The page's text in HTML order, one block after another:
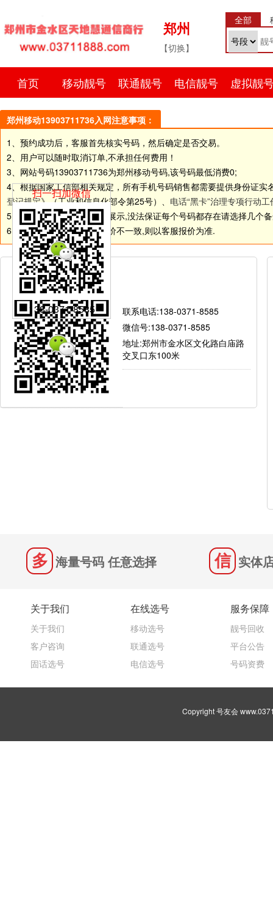
郑州
【切换】
全部
首页 移动靓号 联通靓号 电信靓号 虚拟靓
郑州移动13903711736入网注意事项：
1、预约成功后，客服首先核实号码，然后确定是否交易。
2、用户可以随时取消订单,不承担任何费用！
3、网站号码13903711736为郑州移动号码,该号码最低消费0;
4、根据国家工信部相关规定，所有手机号码销售都需要提供身份证
登记规定》（工业和信息化部令第25号）、 电话“黑卡”治理专项行动
5.由于网站和线下店面同步展示,没法保证每个号码都存在请选择几个
6.如个别号码标价和客服报价不一致,则以客服报价为准.
有问题就找我
联系电话:138-0371-8585
微信号:138-0371-8585
地址:郑州市金水区文化路白庙路
交叉口东100米
海量号码 任意选择 实体
关于我们
关于我们
客户咨询
固话选号
在线选号
移动选号
联通选号
电信选号
服务保障
靓号回收
平台公告
号码资费
Copyright 号友会
扫一扫加微信
138-0371-8585